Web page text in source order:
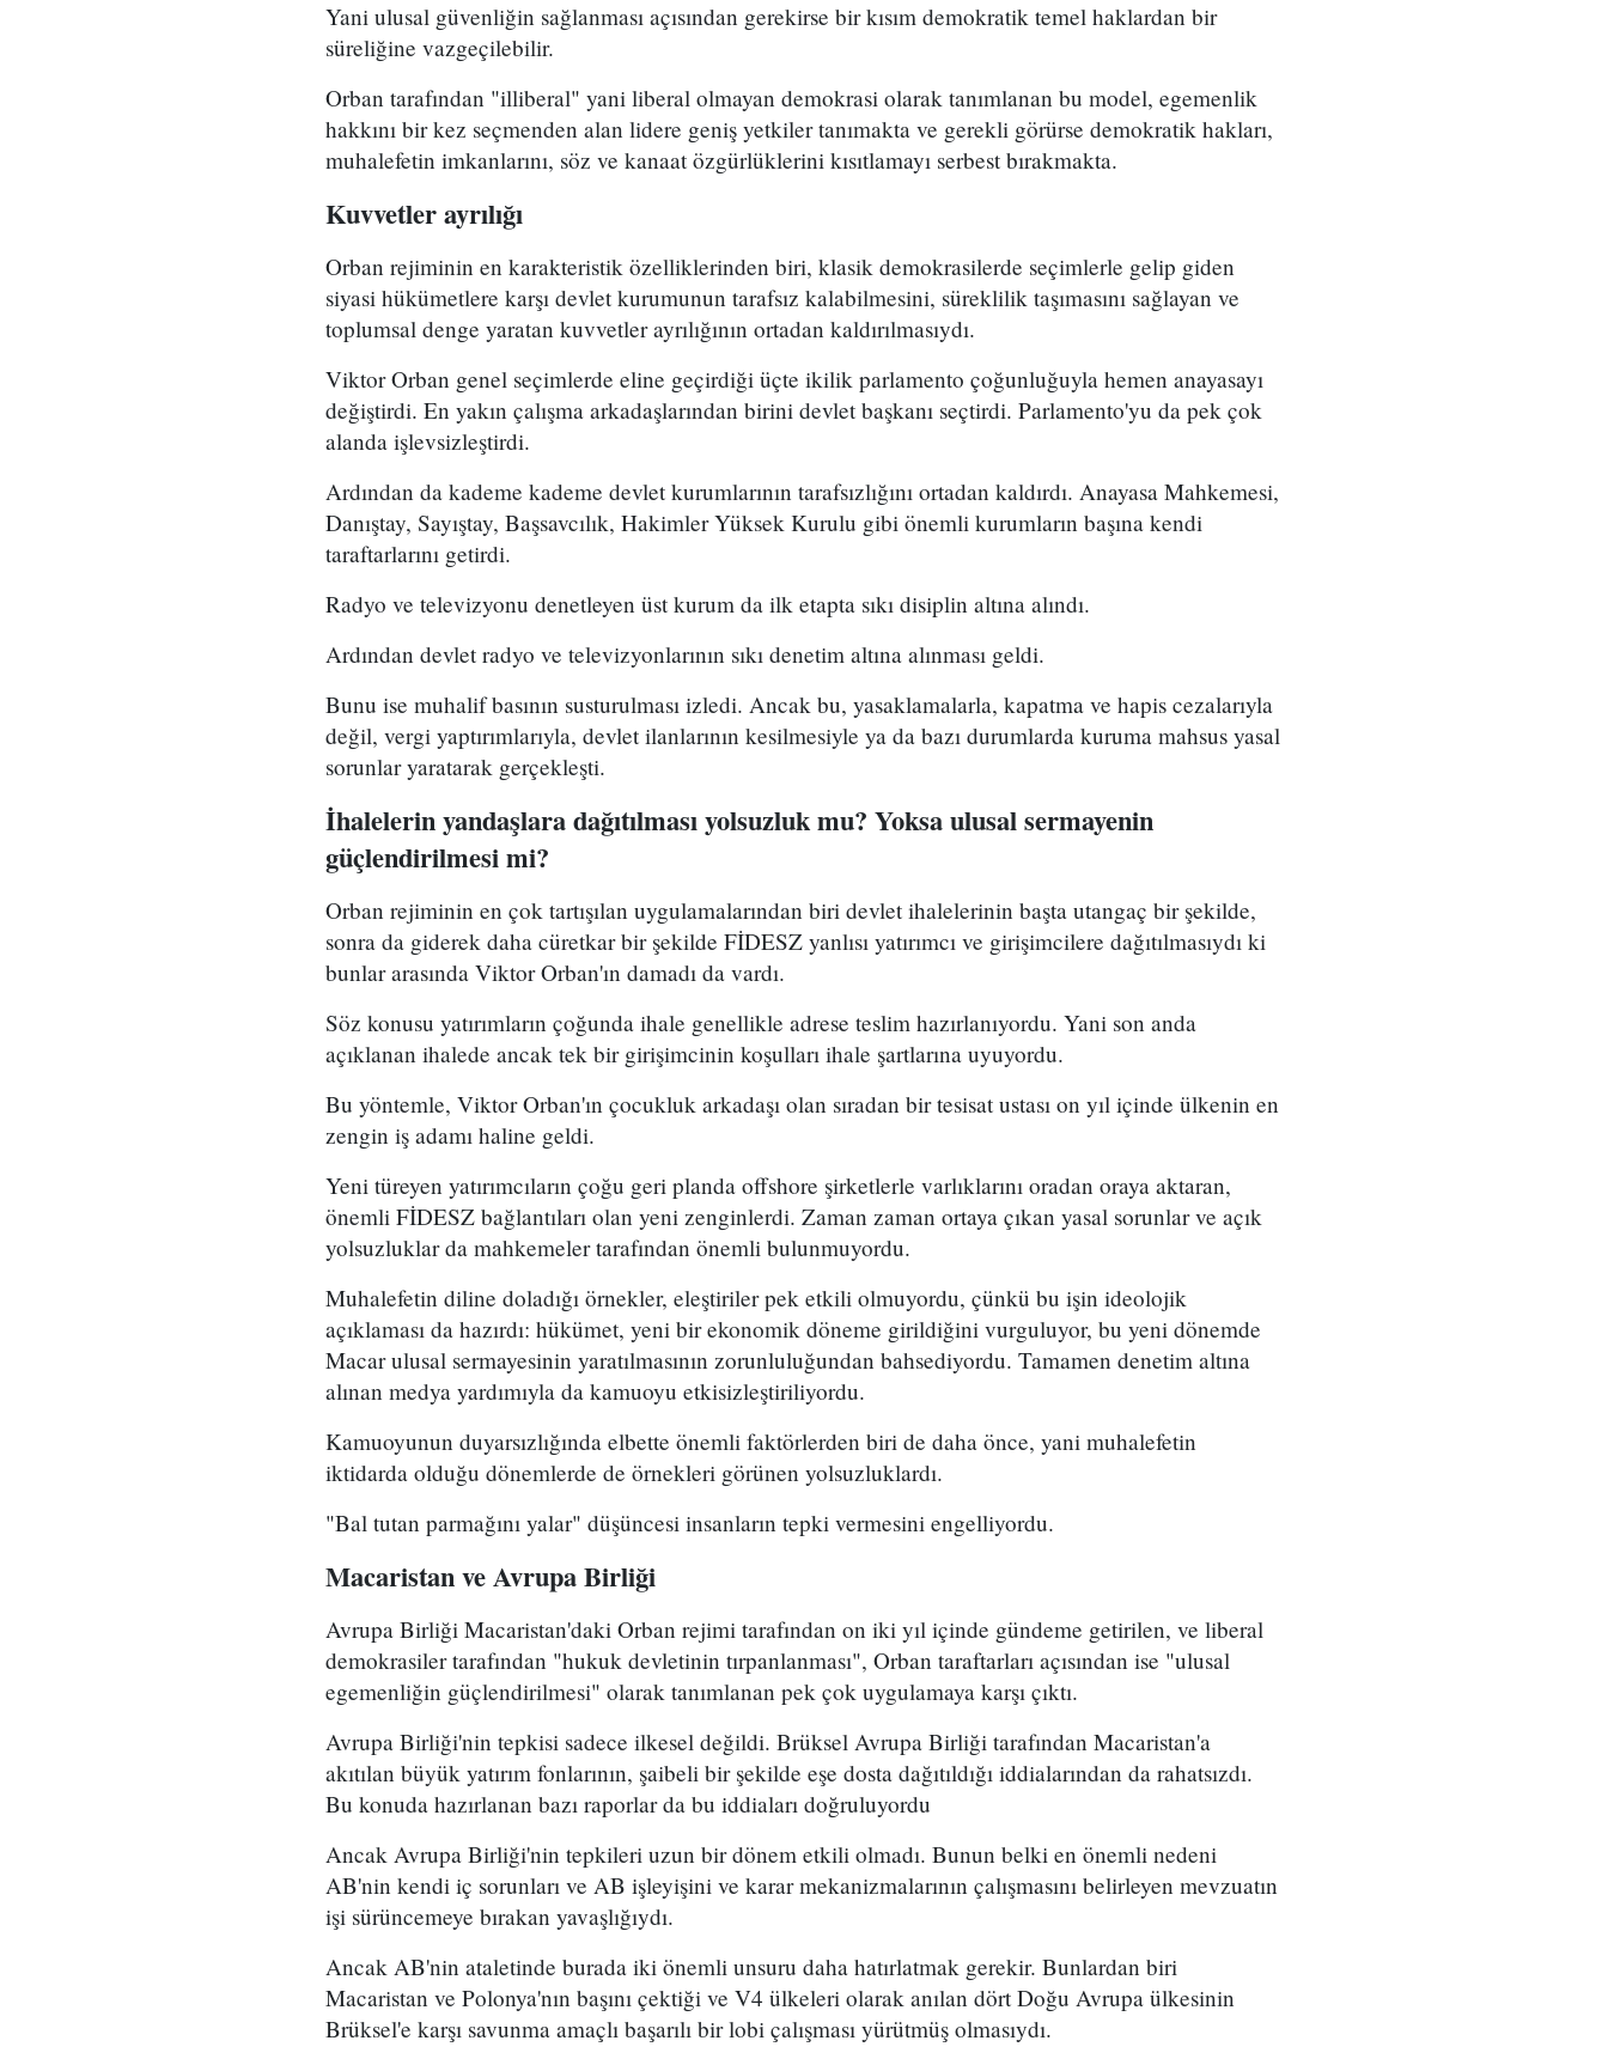
Yani ulusal güvenliğin sağlanması açısından gerekirse bir kısım demokratik temel haklardan bir
süreliğine vazgeçilebilir.
Orban tarafından "illiberal" yani liberal olmayan demokrasi olarak tanımlanan bu model, egemenlik
hakkını bir kez seçmenden alan lidere geniş yetkiler tanımakta ve gerekli görürse demokratik hakları,
muhalefetin imkanlarını, söz ve kanaat özgürlüklerini kısıtlamayı serbest bırakmakta.
Kuvvetler ayrılığı
Orban rejiminin en karakteristik özelliklerinden biri, klasik demokrasilerde seçimlerle gelip giden
siyasi hükümetlere karşı devlet kurumunun tarafsız kalabilmesini, süreklilik taşımasını sağlayan ve
toplumsal denge yaratan kuvvetler ayrılığının ortadan kaldırılmasıydı.
Viktor Orban genel seçimlerde eline geçirdiği üçte ikilik parlamento çoğunluğuyla hemen anayasayı
değiştirdi. En yakın çalışma arkadaşlarından birini devlet başkanı seçtirdi. Parlamento'yu da pek çok
alanda işlevsizleştirdi.
Ardından da kademe kademe devlet kurumlarının tarafsızlığını ortadan kaldırdı. Anayasa Mahkemesi,
Danıştay, Sayıştay, Başsavcılık, Hakimler Yüksek Kurulu gibi önemli kurumların başına kendi
taraftarlarını getirdi.
Radyo ve televizyonu denetleyen üst kurum da ilk etapta sıkı disiplin altına alındı.
Ardından devlet radyo ve televizyonlarının sıkı denetim altına alınması geldi.
Bunu ise muhalif basının susturulması izledi. Ancak bu, yasaklamalarla, kapatma ve hapis cezalarıyla
değil, vergi yaptırımlarıyla, devlet ilanlarının kesilmesiyle ya da bazı durumlarda kuruma mahsus yasal
sorunlar yaratarak gerçekleşti.
İhalelerin yandaşlara dağıtılması yolsuzluk mu? Yoksa ulusal sermayenin
güçlendirilmesi mi?
Orban rejiminin en çok tartışılan uygulamalarından biri devlet ihalelerinin başta utangaç bir şekilde,
sonra da giderek daha cüretkar bir şekilde FİDESZ yanlısı yatırımcı ve girişimcilere dağıtılmasıydı ki
bunlar arasında Viktor Orban'ın damadı da vardı.
Söz konusu yatırımların çoğunda ihale genellikle adrese teslim hazırlanıyordu. Yani son anda
açıklanan ihalede ancak tek bir girişimcinin koşulları ihale şartlarına uyuyordu.
Bu yöntemle, Viktor Orban'ın çocukluk arkadaşı olan sıradan bir tesisat ustası on yıl içinde ülkenin en
zengin iş adamı haline geldi.
Yeni türeyen yatırımcıların çoğu geri planda offshore şirketlerle varlıklarını oradan oraya aktaran,
önemli FİDESZ bağlantıları olan yeni zenginlerdi. Zaman zaman ortaya çıkan yasal sorunlar ve açık
yolsuzluklar da mahkemeler tarafından önemli bulunmuyordu.
Muhalefetin diline doladığı örnekler, eleştiriler pek etkili olmuyordu, çünkü bu işin ideolojik
açıklaması da hazırdı: hükümet, yeni bir ekonomik döneme girildiğini vurguluyor, bu yeni dönemde
Macar ulusal sermayesinin yaratılmasının zorunluluğundan bahsediyordu. Tamamen denetim altına
alınan medya yardımıyla da kamuoyu etkisizleştiriliyordu.
Kamuoyunun duyarsızlığında elbette önemli faktörlerden biri de daha önce, yani muhalefetin
iktidarda olduğu dönemlerde de örnekleri görünen yolsuzluklardı.
"Bal tutan parmağını yalar" düşüncesi insanların tepki vermesini engelliyordu.
Macaristan ve Avrupa Birliği
Avrupa Birliği Macaristan'daki Orban rejimi tarafından on iki yıl içinde gündeme getirilen, ve liberal
demokrasiler tarafından "hukuk devletinin tırpanlanması", Orban taraftarları açısından ise "ulusal
egemenliğin güçlendirilmesi" olarak tanımlanan pek çok uygulamaya karşı çıktı.
Avrupa Birliği'nin tepkisi sadece ilkesel değildi. Brüksel Avrupa Birliği tarafından Macaristan'a
akıtılan büyük yatırım fonlarının, şaibeli bir şekilde eşe dosta dağıtıldığı iddialarından da rahatsızdı.
Bu konuda hazırlanan bazı raporlar da bu iddiaları doğruluyordu
Ancak Avrupa Birliği'nin tepkileri uzun bir dönem etkili olmadı. Bunun belki en önemli nedeni
AB'nin kendi iç sorunları ve AB işleyişini ve karar mekanizmalarının çalışmasını belirleyen mevzuatın
işi sürüncemeye bırakan yavaşlığıydı.
Ancak AB'nin ataletinde burada iki önemli unsuru daha hatırlatmak gerekir. Bunlardan biri
Macaristan ve Polonya'nın başını çektiği ve V4 ülkeleri olarak anılan dört Doğu Avrupa ülkesinin
Brüksel'e karşı savunma amaçlı başarılı bir lobi çalışması yürütmüş olmasıydı.